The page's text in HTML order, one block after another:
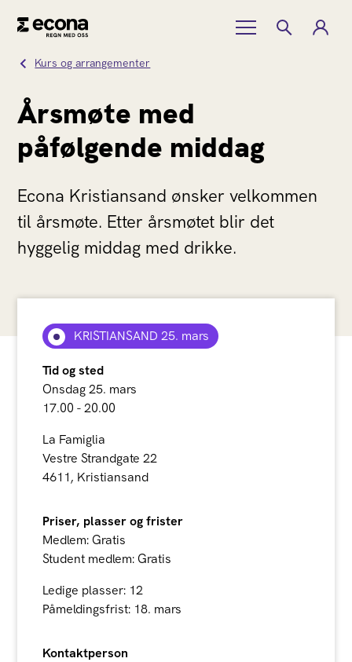
Kurs og arrangementer
Årsmøte med
påfølgende middag
Econa Kristiansand ønsker velkommen
til årsmøte. Etter årsmøtet blir det
hyggelig middag med drikke.
KRISTIANSAND 25. mars
Tid og sted
Onsdag 25. mars
17.00 - 20.00
La Famiglia
Vestre Strandgate 22
4611, Kristiansand
Priser, plasser og frister
Medlem: Gratis
Student medlem: Gratis
Ledige plasser: 12
Påmeldingsfrist: 18. mars
Kontaktperson